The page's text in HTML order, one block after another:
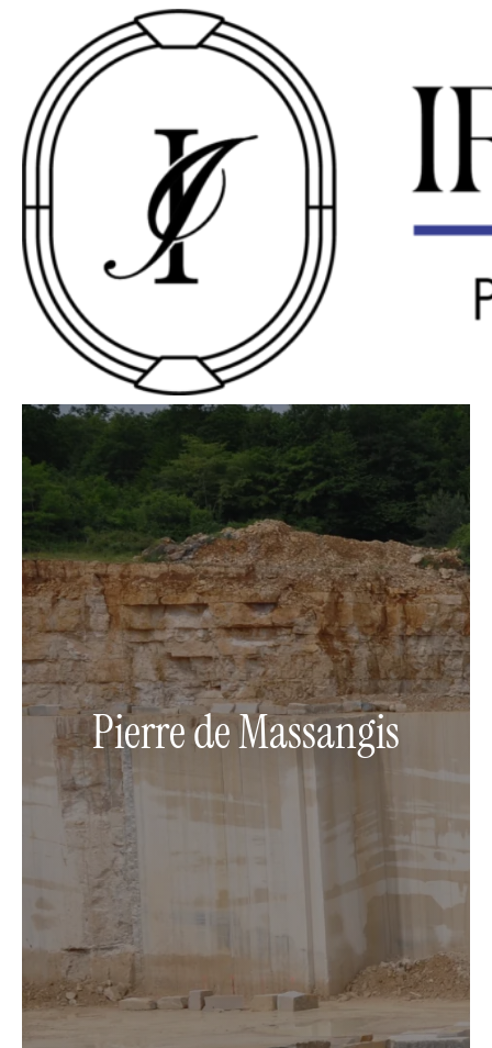
Pierre de Massangis